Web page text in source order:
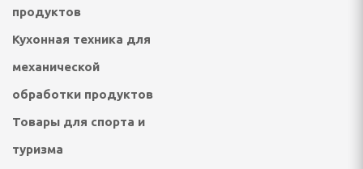
и
продуктов
Кухонная техника для
механической
обработки продуктов
Товары для спорта и
туризма